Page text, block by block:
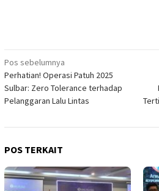
Navigasi
pos
Pos sebelumnya
Perhatian! Operasi Patuh 2025
Sulbar: Zero Tolerance terhadap
Pelanggaran Lalu Lintas
POS TERKAIT